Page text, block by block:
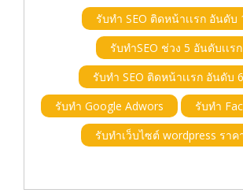
รับทำ SEO ติดหน้าเเรก อันดับ
รับทำSEO ช่วง 5 อันดับเเรก
รับทำ SEO ติดหน้าเเรก อันดับ
รับทำ Google Adwors
รับทำ
รับทำเว็บไซต์ wordpress ราค